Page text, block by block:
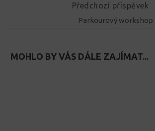
Předchozí příspěvek
Parkourový workshop
MOHLO BY VÁS DÁLE ZAJÍMAT...